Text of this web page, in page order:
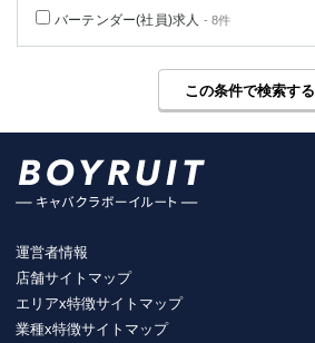
バーテンダー(社員)求人 - 8件
この条件で検索する
運営者情報
店舗サイトマップ
エリアx特徴サイトマップ
業種x特徴サイトマップ